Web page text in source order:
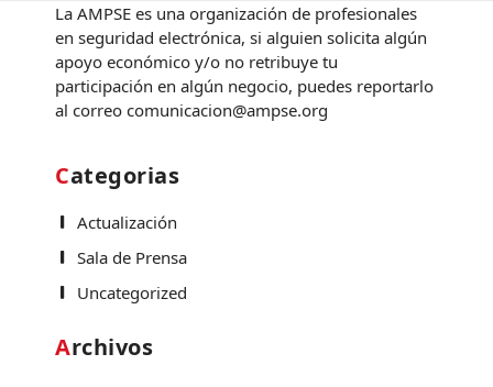
La AMPSE es una organización de profesionales
en seguridad electrónica, si alguien solicita algún
apoyo económico y/o no retribuye tu
participación en algún negocio, puedes reportarlo
al correo comunicacion@ampse.org
Categorias
Actualización
Sala de Prensa
Uncategorized
Archivos